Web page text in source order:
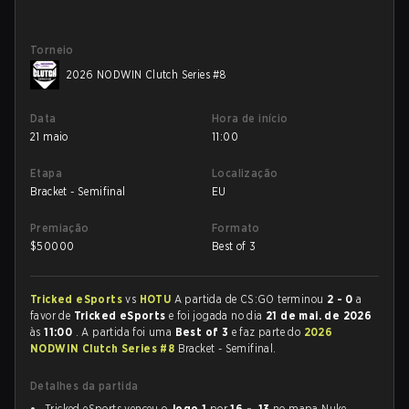
Torneio
2026 NODWIN Clutch Series #8
Data
21 maio
Hora de início
11:00
Etapa
Bracket - Semifinal
Localização
EU
Premiação
$50000
Formato
Best of 3
Tricked eSportsvs HOTU A partida de CS:GO terminou 2 - 0 a
favor de Tricked eSportse foi jogada no dia 21 de mai. de 2026
às11:00 . A partida foi uma Best of 3 e faz parte do 2026
NODWIN Clutch Series #8 Bracket - Semifinal.
Detalhes da partida